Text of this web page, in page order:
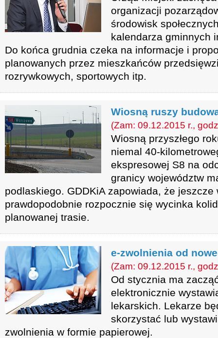
organizacji
środowisk
kalendarza gminnych
Do końca grudnia czeka na informacje i
planowanych przez mieszkańców
rozrywkowych, sportowych itp.
Wiosną ruszy
(Zam: 09.12.2015 r.,
Wiosną przyszłego
niemal 40-
ekspresowej S8 na
granicy województw
podlaskiego. GDDKiA zapowiada, że jeszcze
prawdopodobnie rozpocznie się wycinka
planowanej trasie.
e-zwolnienia od
(Zam: 09.12.2015 r.,
Od stycznia ma
elektronicznie
lekarskich. Lekarze
skorzystać lub
zwolnienia w formie papierowej.